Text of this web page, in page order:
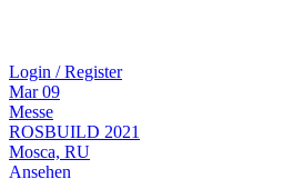
Login / Register
Mar 09
Messe
ROSBUILD 2021
Mosca, RU
Ansehen